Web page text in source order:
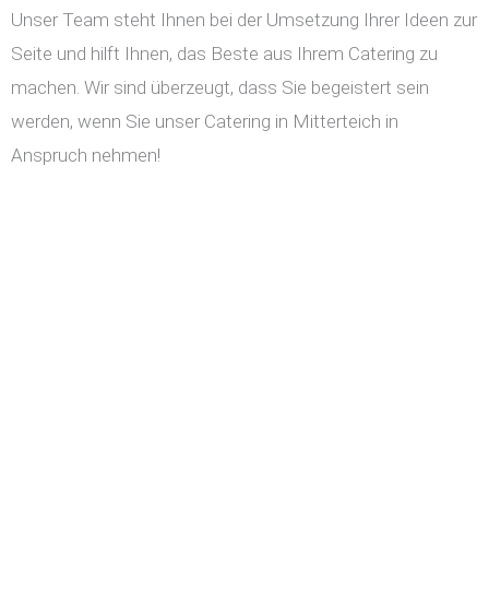
Unser Team steht Ihnen bei der Umsetzung Ihrer Ideen zur
Seite und hilft Ihnen, das Beste aus Ihrem Catering zu
machen. Wir sind überzeugt, dass Sie begeistert sein
werden, wenn Sie unser Catering in Mitterteich in
Anspruch nehmen!